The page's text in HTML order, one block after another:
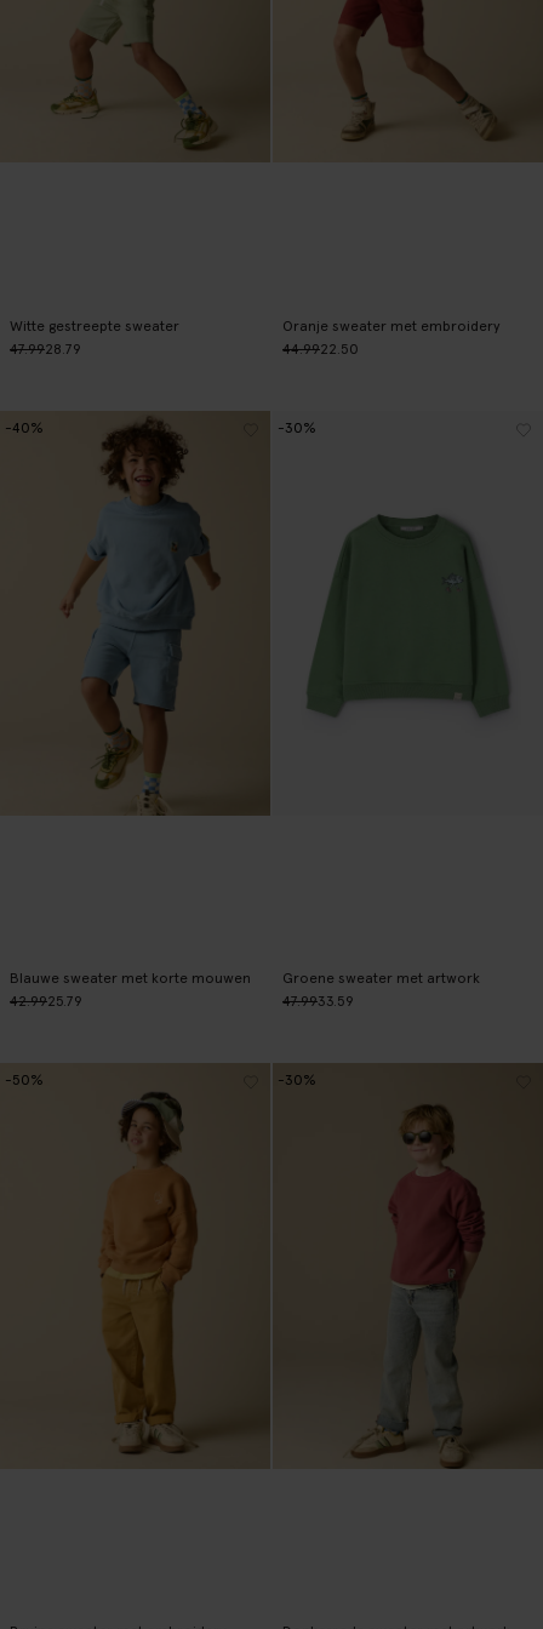
Witte gestreepte sweater
47.9928.79
Oranje sweater met embroidery
44.9922.50
Blauwe sweater met korte mouwen
42.9925.79
-40%
Groene sweater met artwork
47.9933.59
-30%
-50% -30%